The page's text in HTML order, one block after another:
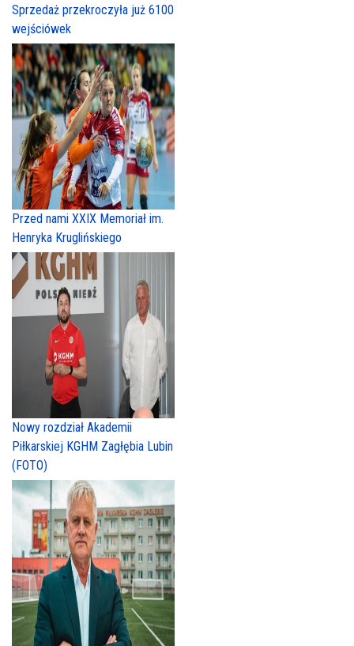
Sprzedaż przekroczyła już 6100
wejściówek
Przed nami XXIX Memoriał im.
Henryka Kruglińskiego
Nowy rozdział Akademii
Piłkarskiej KGHM Zagłębia Lubin
(FOTO)